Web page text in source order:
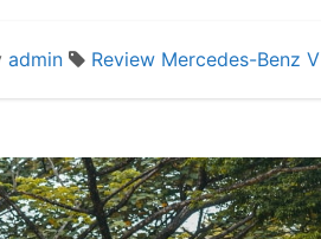
admin Review Mercedes-Benz V